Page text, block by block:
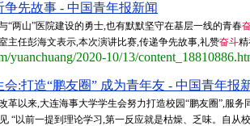
先故事 - 中国青年报新闻
“两山”医院建设的勇士,也有默默坚守在基层一线的青春
主任彭海文表示,本次演讲比赛,传递争先故事,礼赞奋斗精
yuanchuang/2020-10/13/
:打造“鹏友圈” 成为青年友 - 中国青年报
革以来,大连海事大学学生会努力打造校园“鹏友圈”,服
“以前一提到理论学习,第一反应就是枯燥、乏味。自从